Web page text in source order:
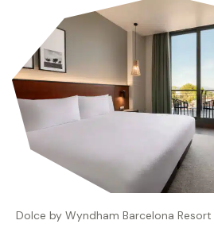
Dolce by Wyndham Barcelona